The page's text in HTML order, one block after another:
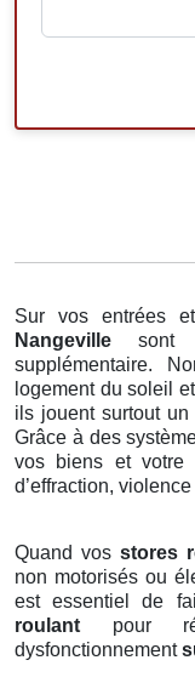
Sur vos entrées
Nangevillesont
supplémentaire.
logement du soleil
ils jouent surtout
Grâce à des
vos biens et votre
d’effraction,
Quand vosstores
non motorisés ou
est essentiel de
roulantpour
dysfonctionnement